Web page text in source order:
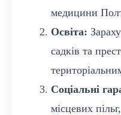
медицини
Освіта:
садків та
Соціальні
місцевих